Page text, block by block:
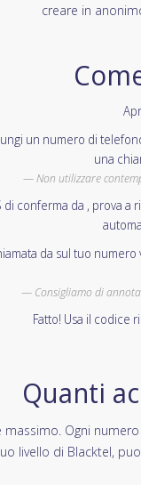
creare in
un numero di
una
Non utilizzare
di conferma da , prova
da sul tuo
Consigliamo di
Fatto! Usa il codice
Quanti
massimo. Ogni
livello di Blacktel,